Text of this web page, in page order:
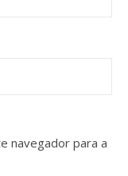
navegador para a